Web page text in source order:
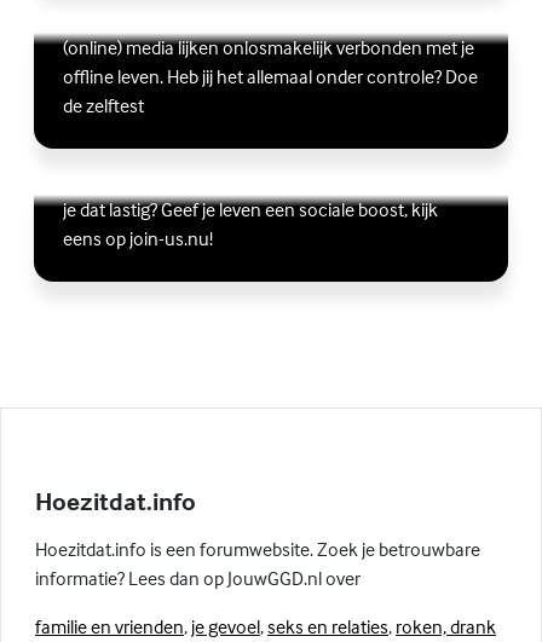
(online) media lijken onlosmakelijk verbonden met je
offline leven. Heb jij het allemaal onder controle? Doe
de zelftest
Lees meer over Ben jij digitaal in balans?
(Externe link)
Vriendschap
je dat lastig? Geef je leven een sociale boost, kijk
eens op join-us.nu!
Lees meer over Vriendschap
(Externe link)
Hoezitdat.info
Hoezitdat.info is een forumwebsite. Zoek je betrouwbare
informatie? Lees dan op JouwGGD.nl over
familie en vrienden, je gevoel,seks en relaties, roken, drank